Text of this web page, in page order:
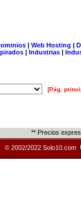
| Web Hosting |
| Industrias |
[Pág.
** Precios
© 2002/2022 Solo10.com